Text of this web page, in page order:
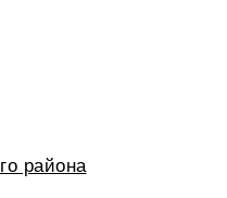
района